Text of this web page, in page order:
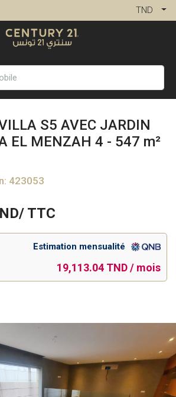
TND
S5 AVEC JARDIN
EL MENZAH 4 - 547 m²
423053
TTC
Estimation mensualité
19,113.04 TND / mois